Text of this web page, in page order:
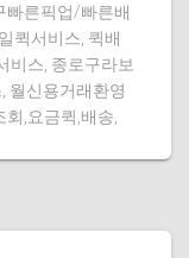
빠른픽업/빠른배
퀵서비스, 퀵배
비스, 종로구라보
월신용거래환영
,요금퀵,배송,